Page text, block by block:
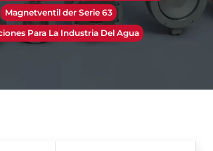
Magnetventil der Serie 63
Para La Industria Del Agua